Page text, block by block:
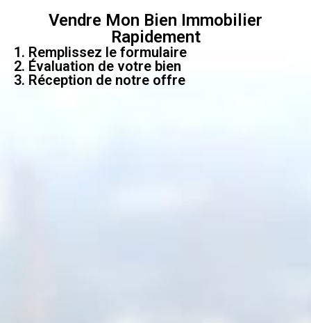
Vendre Mon Bien Immobilier
Rapidement
1. Remplissez le formulaire
2. Évaluation de votre bien
3. Réception de notre offre